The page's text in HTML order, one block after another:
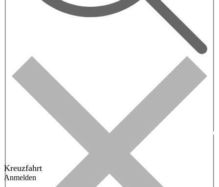
Kreuzfahrt
Anmelden